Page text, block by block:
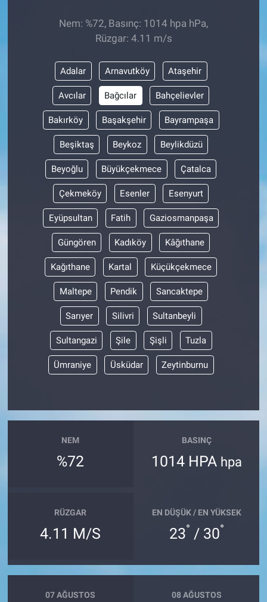
Nem: %72, Basınç: 1014 hpa hPa,
Rüzgar: 4.11 m/s
Adalar Arnavutköy Ataşehir
Avcılar Bağcılar Bahçelievler
Bakırköy Başakşehir Bayrampaşa
Beşiktaş Beykoz Beylikdüzü
Beyoğlu Büyükçekmece Çatalca
Çekmeköy Esenler Esenyurt
Eyüpsultan Fatih Gaziosmanpaşa
Güngören Kadıköy Kâğıthane
Kağıthane Kartal Küçükçekmece
Maltepe Pendik Sancaktepe
Sarıyer Silivri Sultanbeyli
Sultangazi Şile Şişli Tuzla
Ümraniye Üsküdar Zeytinburnu
NEM
%72
BASINÇ
1014 HPA hpa
RÜZGAR
4.11 M/S
EN DÜŞÜK / EN YÜKSEK
23° / 30°
07 AĞUSTOS 08 AĞUSTOS